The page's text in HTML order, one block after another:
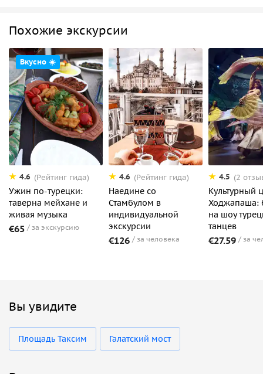
Похожие экскурсии
Вкусно ☀️
4.6 (Рейтинг гида)
Ужин по-турецки:
таверна мейхане и
живая музыка
€65 за экскурсию
4.6 (Рейтинг гида)
Наедине со
Стамбулом в
индивидуальной
экскурсии
€126 за человека
4.5 (2
Культурный
Ходжапаша:
на шоу
танцев
€27.59 за
Вы увидите
Площадь Таксим Галатский мост